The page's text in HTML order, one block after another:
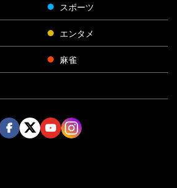
スポーツ
エンタメ
麻雀